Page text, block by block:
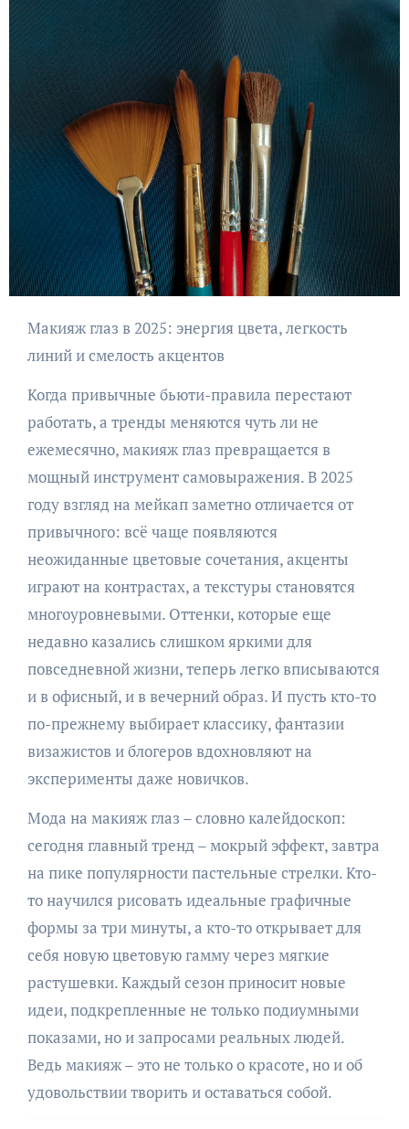
Макияж глаз в 2025: энергия цвета, легкость
линий и смелость акцентов
Когда привычные бьюти-правила перестают
работать, а тренды меняются чуть ли не
ежемесячно, макияж глаз превращается в
мощный инструмент самовыражения. В 2025
году взгляд на мейкап заметно отличается от
привычного: всё чаще появляются
неожиданные цветовые сочетания, акценты
играют на контрастах, а текстуры становятся
многоуровневыми. Оттенки, которые еще
недавно казались слишком яркими для
повседневной жизни, теперь легко вписываются
и в офисный, и в вечерний образ. И пусть кто-то
по-прежнему выбирает классику, фантазии
визажистов и блогеров вдохновляют на
эксперименты даже новичков.
Мода на макияж глаз – словно калейдоскоп:
сегодня главный тренд – мокрый эффект, завтра
на пике популярности пастельные стрелки. Кто-
то научился рисовать идеальные графичные
формы за три минуты, а кто-то открывает для
себя новую цветовую гамму через мягкие
растушевки. Каждый сезон приносит новые
идеи, подкрепленные не только подиумными
показами, но и запросами реальных людей.
Ведь макияж – это не только о красоте, но и об
удовольствии творить и оставаться собой.